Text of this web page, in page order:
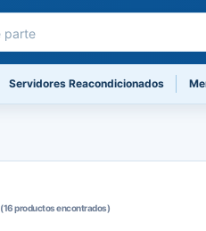
Servidores Reacondicionados
(16 productos encontrados)